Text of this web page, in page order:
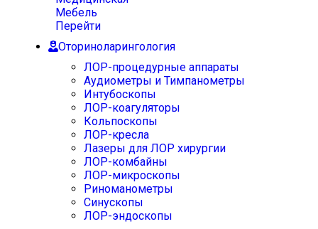
Мебель
Перейти
Оториноларингология
ЛОР-процедурные аппараты
Аудиометры и Тимпанометры
Интубоскопы
ЛОР-коагуляторы
Кольпоскопы
ЛОР-кресла
Лазеры для ЛОР хирургии
ЛОР-комбайны
ЛОР-микроскопы
Риноманометры
Синускопы
ЛОР-эндоскопы